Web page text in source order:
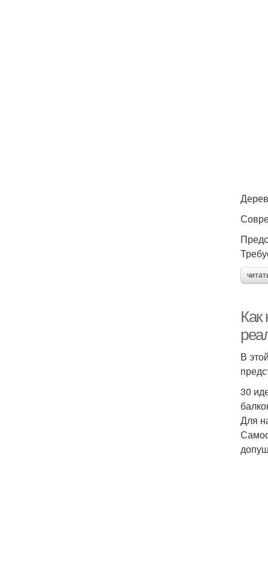
Как
В
30
Для